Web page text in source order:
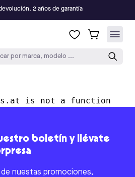
2 años de garantía
por marca, modelo ...
is not a function
boletín y llévate
de nuestas promociones,